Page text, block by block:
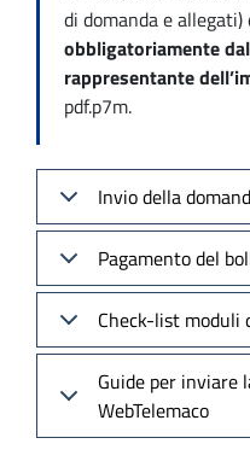
di domanda e allegati)
obbligatoriamente
rappresentante
pdf.p7m.
Invio della
Pagamento del
Check-list moduli
Guide per inviare
WebTelemaco